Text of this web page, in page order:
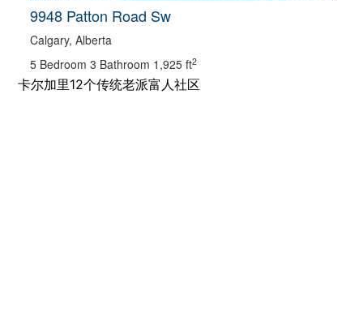
NEIGHBOURHOOD
COMMUNITY
9948 Patton Road Sw
Calgary, Alberta
5 Bedroom 3 Bathroom 1,925 ft2
卡尔加里12个传统老派富人社区